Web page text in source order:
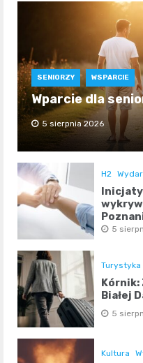
SENIORZY WSPARCIE
Wparcie dla
5 sierpnia 2026
H2
5
Turystyka
Kórnik:
Białej
5
Kultura